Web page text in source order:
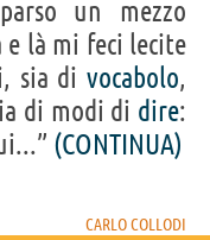
un mezzo
e là mi feci lecite
sia di vocabolo,
di modi di dire:
(CONTINUA)
CARLO COLLODI